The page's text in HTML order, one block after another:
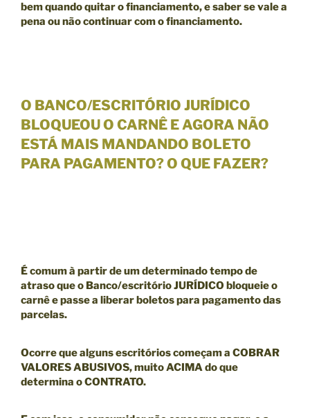
bem quando quitar o financiamento, e saber sevale a
pena ou não continuar com o financiamento.
O BANCO/ESCRITÓRIO JURÍDICO
BLOQUEOU O CARNÊ E AGORA NÃO
ESTÁ MAIS MANDANDO BOLETO
PARA PAGAMENTO? O QUE FAZER?
É comum à partir de umdeterminado tempo de
atraso que o Banco/escritório JURÍDICO bloqueie o
carnêe passe a liberar boletos para pagamento das
parcelas.
Ocorre que alguns escritórios começam a COBRAR
VALORES ABUSIVOS, muito ACIMA do que
determina o CONTRATO.